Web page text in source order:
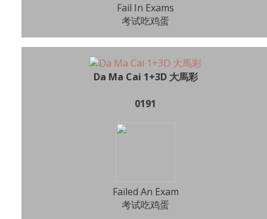
Fail In Exams
考试吃鸡蛋
Da Ma Cai 1+3D 大馬彩
0191
Failed An Exam
考试吃鸡蛋